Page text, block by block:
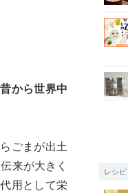
から世界中
ごまが出土
来が大きく
用として栄
レシ